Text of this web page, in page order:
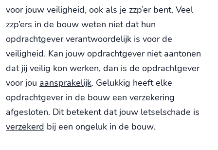
voor jouw veiligheid, ook als je zzp’er bent. Veel
zzp’ers in de bouw weten niet dat hun
opdrachtgever verantwoordelijk is voor de
veiligheid. Kan jouw opdrachtgever niet aantonen
dat jij veilig kon werken, dan is de opdrachtgever
voor jou aansprakelijk. Gelukkig heeft elke
opdrachtgever in de bouw een verzekering
afgesloten. Dit betekent dat jouw letselschade is
verzekerd bij een ongeluk in de bouw.